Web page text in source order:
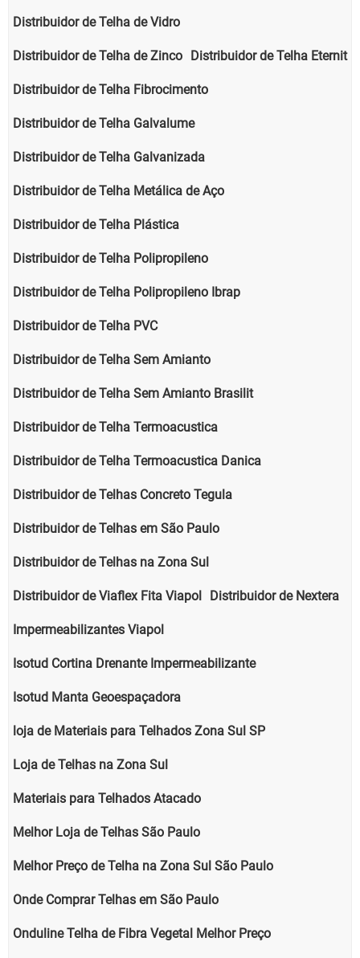
Distribuidor de Telha de Vidro
Distribuidor de Telha de Zinco Distribuidor de Telha Eternit
Distribuidor de Telha Fibrocimento
Distribuidor de Telha Galvalume
Distribuidor de Telha Galvanizada
Distribuidor de Telha Metálica de Aço
Distribuidor de Telha Plástica
Distribuidor de Telha Polipropileno
Distribuidor de Telha Polipropileno Ibrap
Distribuidor de Telha PVC
Distribuidor de Telha Sem Amianto
Distribuidor de Telha Sem Amianto Brasilit
Distribuidor de Telha Termoacustica
Distribuidor de Telha Termoacustica Danica
Distribuidor de Telhas Concreto Tegula
Distribuidor de Telhas em São Paulo
Distribuidor de Telhas na Zona Sul
Distribuidor de Viaflex Fita Viapol Distribuidor de Nextera
Impermeabilizantes Viapol
Isotud Cortina Drenante Impermeabilizante
Isotud Manta Geoespaçadora
loja de Materiais para Telhados Zona Sul SP
Loja de Telhas na Zona Sul
Materiais para Telhados Atacado
Melhor Loja de Telhas São Paulo
Melhor Preço de Telha na Zona Sul São Paulo
Onde Comprar Telhas em São Paulo
Onduline Telha de Fibra Vegetal Melhor Preço